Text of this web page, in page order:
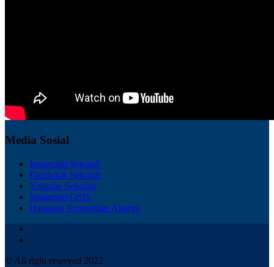
Media Sosial
Instagram Sekolah
Facebook Sekolah
Youtube Sekolah
Instagram OSIS
Halaman Komunitas Alumni
© All right reserved 2022